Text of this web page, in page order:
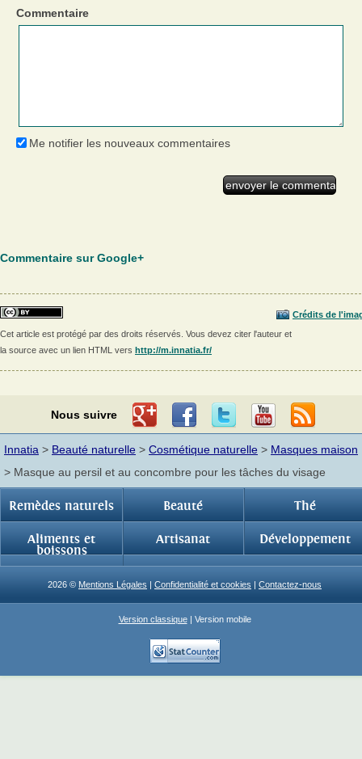
Commentaire
Me notifier les nouveaux commentaires
Commentaire sur Google+
Crédits de
Cet article est protégé par des droits réservés. Vous devez citer l'auteur et
la source avec un lien HTML vers http://m.innatia.fr/
Nous suivre
Innatia > Beauté naturelle > Cosmétique naturelle > Masques maison
> Masque au persil et au concombre pour les tâches du visage
Remèdes naturels Beauté Thé
Aliments et
boissons
Artisanat Développement
2026 © Mentions Légales Confidentialité et cookies Contactez-nous
Version classique| Version mobile